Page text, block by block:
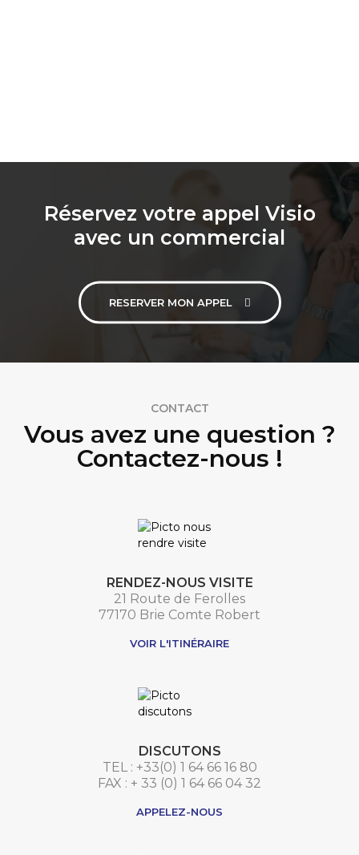
Réservez votre appel Visio
avec un commercial
RESERVER MON APPEL
CONTACT
Vous avez une question ?
Contactez-nous !
RENDEZ-NOUS VISITE
21 Route de Ferolles
77170 Brie Comte Robert
VOIR L'ITINÉRAIRE
DISCUTONS
TEL : +33(0) 1 64 66 16 80
FAX : + 33 (0) 1 64 66 04 32
APPELEZ-NOUS